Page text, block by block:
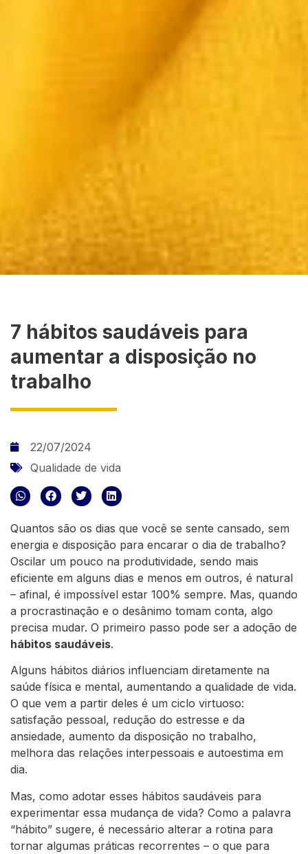
7 hábitos saudáveis para
aumentar a disposição no
trabalho
22/07/2024
Qualidade de vida
Quantos são os dias que você se sente cansado, sem
energia e disposição para encarar o dia de trabalho?
Oscilar um pouco na produtividade, sendo mais
eficiente em alguns dias e menos em outros, é natural
– afinal, é impossível estar 100% sempre. Mas, quando
a procrastinação e o desânimo tomam conta, algo
precisa mudar. O primeiro passo pode ser a adoção de
hábitos saudáveis.
Alguns hábitos diários influenciam diretamente na
saúde física e mental, aumentando a qualidade de vida.
O que vem a partir deles é um ciclo virtuoso:
satisfação pessoal, redução do estresse e da
ansiedade, aumento da disposição no trabalho,
melhora das relações interpessoais e autoestima em
dia.
Mas, como adotar esses hábitos saudáveis para
experimentar essa mudança de vida? Como a palavra
“hábito” sugere, é necessário alterar a rotina para
tornar algumas práticas recorrentes – o que para